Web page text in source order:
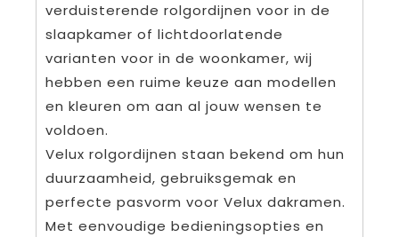
verduisterende rolgordijnen voor in de
slaapkamer of lichtdoorlatende
varianten voor in de woonkamer, wij
hebben een ruime keuze aan modellen
en kleuren om aan al jouw wensen te
voldoen.
Velux rolgordijnen staan bekend om hun
duurzaamheid, gebruiksgemak en
perfecte pasvorm voor Velux dakramen.
Met eenvoudige bedieningsopties en